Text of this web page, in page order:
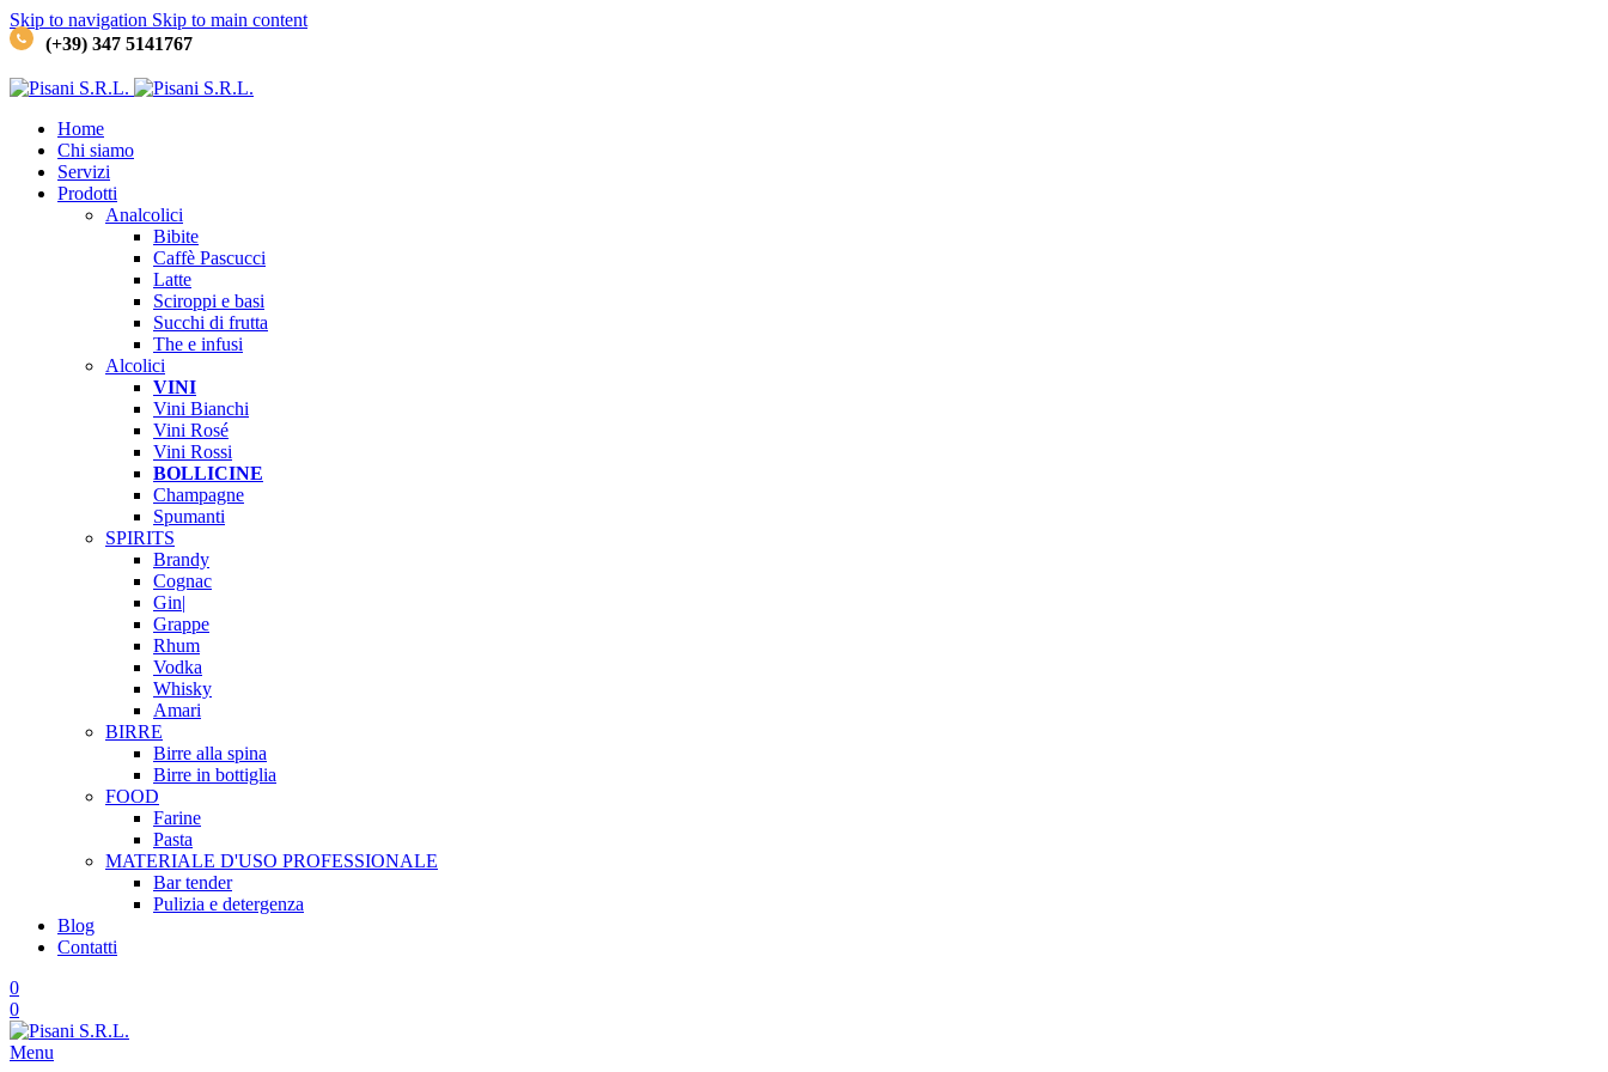
Skip to navigation Skip to main content
(+39) 347 5141767
Home
Chi siamo
Servizi
Prodotti
Analcolici
Bibite
Caffè Pascucci
Latte
Sciroppi e basi
Succhi di frutta
The e infusi
Alcolici
VINI
Vini Bianchi
Vini Rosé
Vini Rossi
BOLLICINE
Champagne
Spumanti
SPIRITS
Brandy
Cognac
Gin|
Grappe
Rhum
Vodka
Whisky
Amari
BIRRE
Birre alla spina
Birre in bottiglia
FOOD
Farine
Pasta
MATERIALE D'USO PROFESSIONALE
Bar tender
Pulizia e detergenza
Blog
Contatti
0
0
Menu